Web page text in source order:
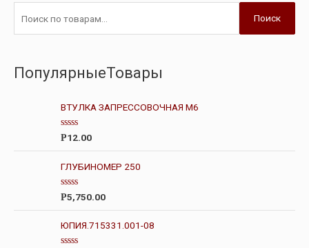
Поиск
ПопулярныеТовары
ВТУЛКА ЗАПРЕССОВОЧНАЯ М6
О
е
н
к
а
и
з
Р12.00
ГЛУБИНОМЕР 250
О
е
н
к
а
Р5,750.00
ЮПИЯ.715331.001-08